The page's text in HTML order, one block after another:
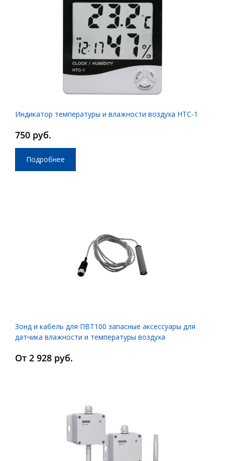
Индикатор температуры и влажности воздуха HTC-1
750 руб.
Подробнее
Зонд и кабель для ПВТ100 запасные аксессуары для
датчика влажности и температуры воздуха
От 2 928 руб.